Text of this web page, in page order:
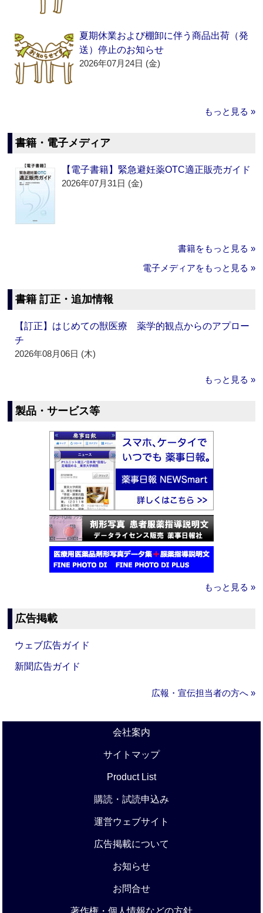
夏期休業および棚卸に伴う商品出荷（発
送）停止のお知らせ
2026年07月24日 (金)
もっと見る »
書籍・電子メディア
【電子書籍】緊急避妊薬OTC適正販売ガイド
2026年07月31日 (金)
書籍をもっと見る »
電子メディアをもっと見る »
書籍 訂正・追加情報
【訂正】はじめての獣医療 薬学的観点からのアプロー
チ
2026年08月06日 (木)
もっと見る »
製品・サービス等
もっと見る »
広告掲載
ウェブ広告ガイド
新聞広告ガイド
広報・宣伝担当者の方へ »
会社案内
サイトマップ
Product List
購読・試読申込み
運営ウェブサイト
広告掲載について
お知らせ
お問合せ